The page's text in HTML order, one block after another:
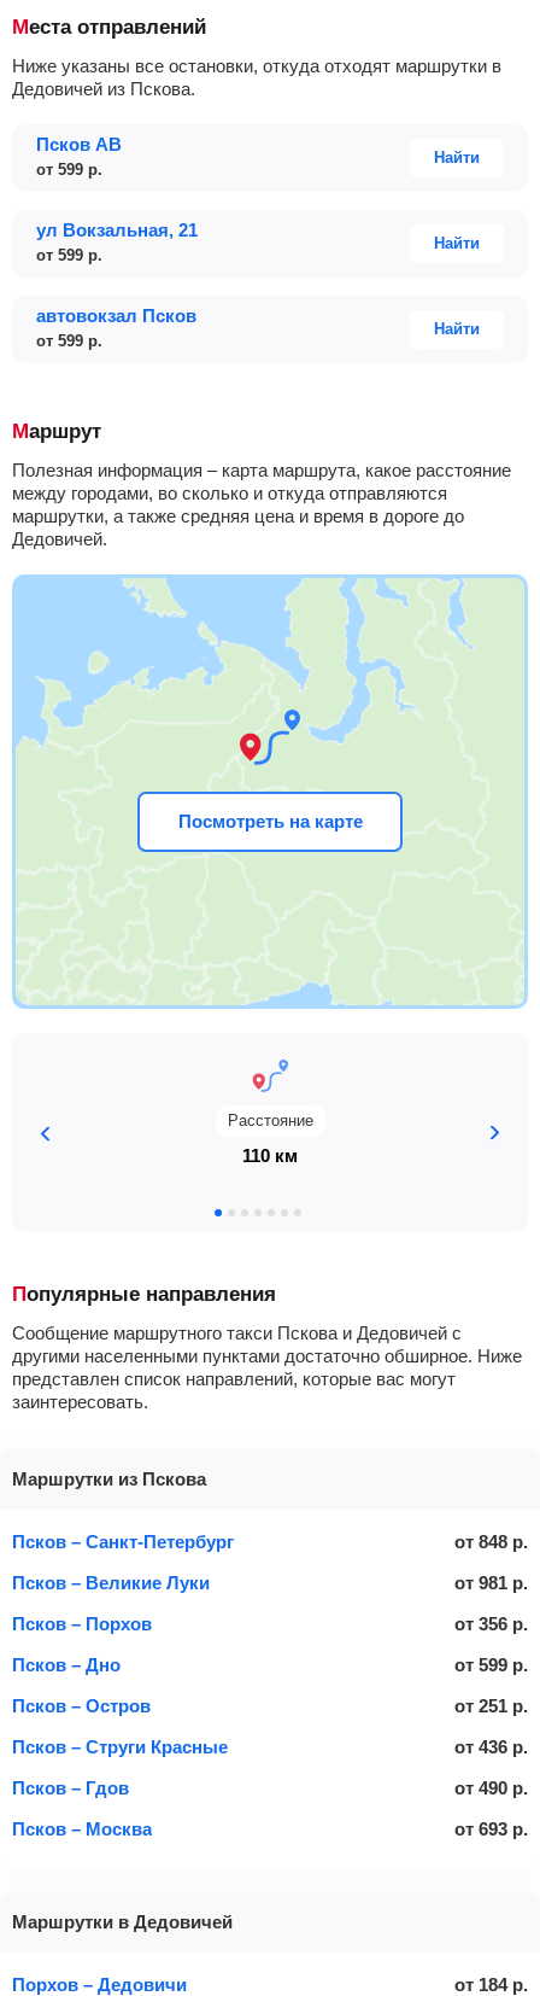
Места отправлений
Ниже указаны все остановки, откуда отходят маршрутки в
Дедовичей из Пскова.
Псков АВ
от 599 р.
Найти
автовокзал Псков
от 599 р.
Найти
ул Вокзальная, 21
от 599 р.
Найти
Маршрут
Полезная информация – карта маршрута, какое расстояние
между городами, во сколько и откуда отправляются
маршрутки, а также средняя цена и время в дороге до
Дедовичей.
Посмотреть на карте
Расстояние
110 км
Популярные направления
Сообщение маршрутного такси Пскова и Дедовичей с
другими населенными пунктами достаточно обширное. Ниже
представлен список направлений, которые вас могут
заинтересовать.
Маршрутки из Пскова
Псков – Санкт-Петербург от 848 р.
Псков – Великие Луки
от 981 р.
Псков – Порхов
от 356 р.
Псков – Дно
от 599 р.
Псков – Остров
от 251 р.
Псков – Струги Красные
от 436 р.
Псков – Гдов
от 490 р.
Псков – Москва
от 693 р.
Маршрутки в Дедовичей
Порхов – Дедовичи от 184 р.